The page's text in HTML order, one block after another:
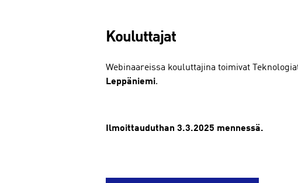
Kouluttajat
Webinaareissa kouluttajina toimivat
Leppäniemi.
Ilmoittauduthan 3.3.2025 mennessä.